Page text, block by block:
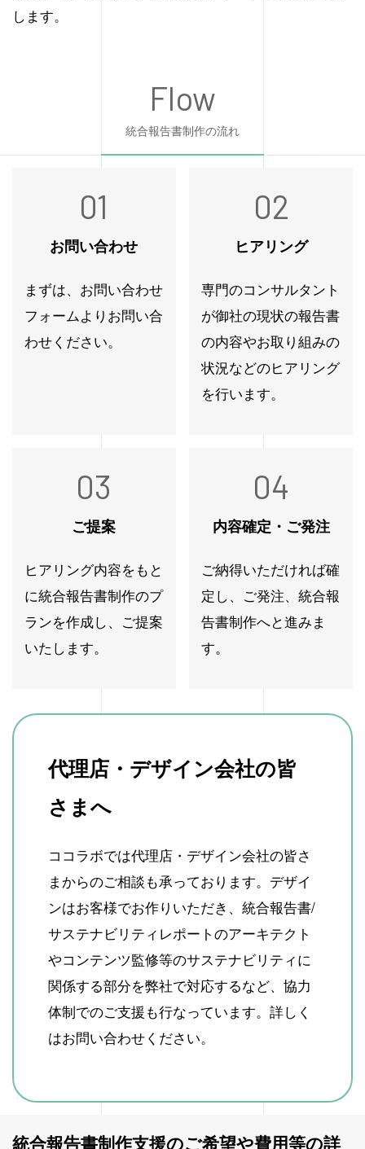
します。
Flow
統合報告書制作の流れ
01
お問い合わせ
まずは、お問い合わせ
フォームよりお問い合
わせください。
02
ヒアリング
専門のコンサルタント
が御社の現状の報告書
の内容やお取り組みの
状況などのヒアリング
を行います。
03
ご提案
ヒアリング内容をもと
に統合報告書制作のプ
ランを作成し、ご提案
いたします。
04
内容確定・ご発注
ご納得いただければ確
定し、ご発注、統合報
告書制作へと進みま
す。
代理店・デザイン会社の皆
さまへ
ココラボでは代理店・デザイン会社の皆さ
まからのご相談も承っております。デザイ
ンはお客様でお作りいただき、統合報告書/
サステナビリティレポートのアーキテクト
やコンテンツ監修等のサステナビリティに
関係する部分を弊社で対応するなど、協力
体制でのご支援も行なっています。詳しく
はお問い合わせください。
統合報告書制作支援のご希望や費用等の詳